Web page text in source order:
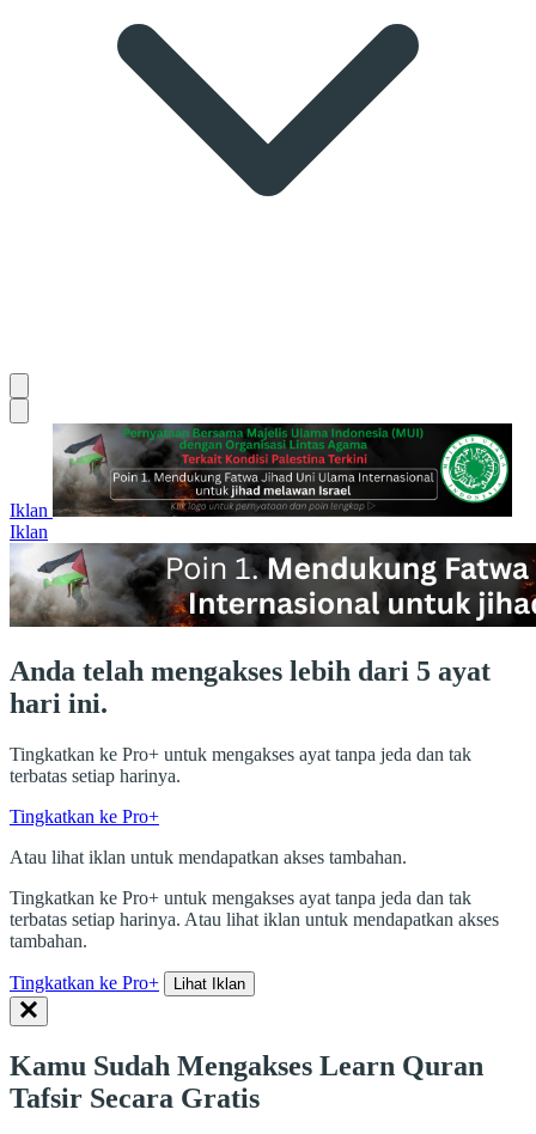
Iklan
Iklan
Anda telah mengakses lebih dari 5 ayat
hari ini.
Tingkatkan ke Pro+ untuk mengakses ayat tanpa jeda dan tak
terbatas setiap harinya.
Tingkatkan ke Pro+
Atau lihat iklan untuk mendapatkan akses tambahan.
Tingkatkan ke Pro+ untuk mengakses ayat tanpa jeda dan tak
terbatas setiap harinya. Atau lihat iklan untuk mendapatkan akses
tambahan.
Tingkatkan ke Pro+ Lihat Iklan
Kamu Sudah Mengakses Learn Quran
Tafsir Secara Gratis